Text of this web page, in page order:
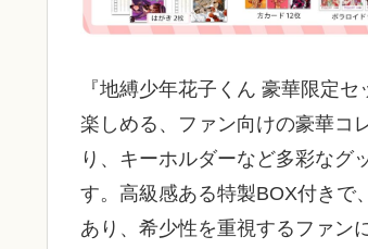
『地縛少年花子くん 豪華限定
楽しめる、ファン向けの豪華コ
り、キーホルダーなど多彩なグ
す。高級感ある特製BOX付きで
あり、希少性を重視するファン